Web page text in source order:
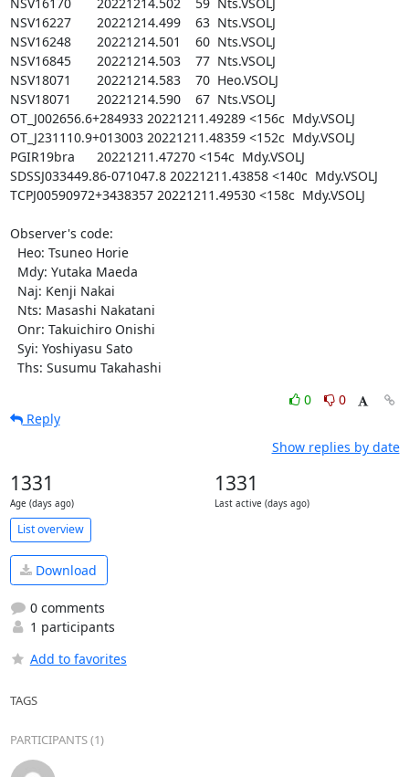
0
0
Reply
Show replies by date
1331
Age (days ago)
1331
Last active (days ago)
List overview
Download
0 comments
1 participants
Add to favorites
TAGS
PARTICIPANTS (1)